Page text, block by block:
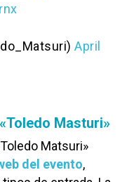
April
Masturi»
Matsuri»
del evento,